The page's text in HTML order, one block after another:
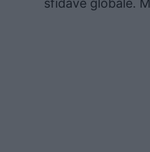
sfidave globale.